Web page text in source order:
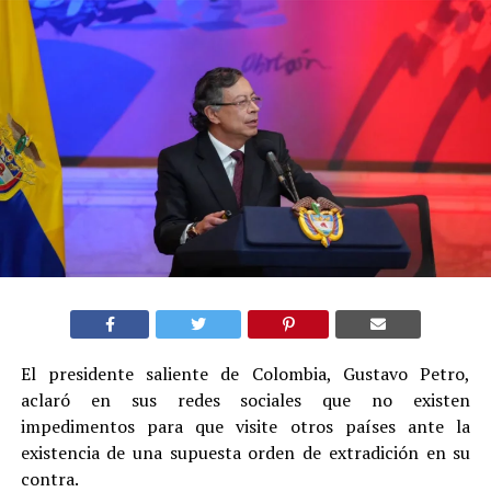
El presidente saliente de Colombia, Gustavo Petro,
aclaró en sus redes sociales que no existen
impedimentos para que visite otros países ante la
existencia de una supuesta orden de extradición en su
contra.